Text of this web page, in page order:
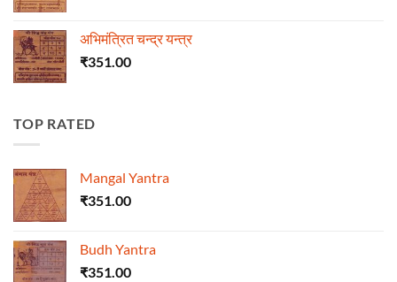
अभिमंत्रित चन्द्र यन्त्र
₹351.00
TOP RATED
Mangal Yantra
₹351.00
Budh Yantra
₹351.00